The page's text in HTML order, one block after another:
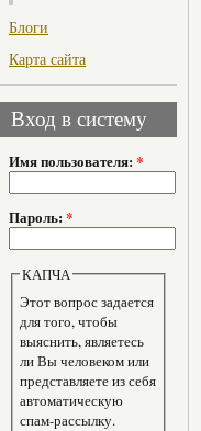
Блоги
Карта сайта
Вход в систему
Имя пользователя: *
Пароль: *
КАПЧА
Этот вопрос задается
для того, чтобы
выяснить, являетесь
ли Вы человеком или
представляете из себя
автоматическую
спам-рассылку.